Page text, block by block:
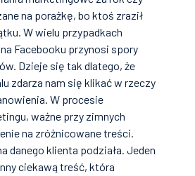
na porażkę, bo ktoś zraził
W wielu przypadkach
Facebooku przynosi spory
Dzieje się tak dlatego, że
zdarza nam się klikać w rzeczy
W procesie
ważne przy zimnych
na zróżnicowane treści.
danego klienta podziała. Jeden
ciekawą treść, która